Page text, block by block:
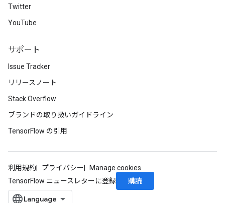
Twitter
YouTube
サポート
Issue Tracker
リリースノート
Stack Overflow
ブランドの取り扱いガイドライン
TensorFlow の引用
利用規約 プライバシー
Manage cookies
TensorFlow ニュースレターに登録
購読